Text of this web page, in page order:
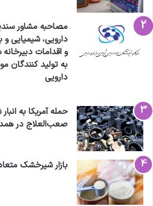
خدمات به‌موقع شامل
طرف‌هاي قرارداد نباشند،
منجر به كاهش تمايل
به تداوم همكاري با
قرارداد با سازمان بيمه‌گر
خودداري كرده يا به تضعيف
كه مجموع چنين
بيمه‌شدگان منجر خواهد
نارضايتي از اين اعداد هم
مصاحبه مشاور
دارویی، شیمیایی و
و اقدامات
به تولید کنندگان
دارویی
حمله آمریکا به
صعب‌العلاج در
بازار شیرخشک